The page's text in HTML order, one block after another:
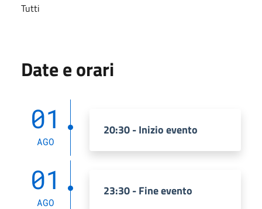
Tutti
Date e orari
01
AGO
20:30 - Inizio evento
01
AGO
23:30 - Fine evento